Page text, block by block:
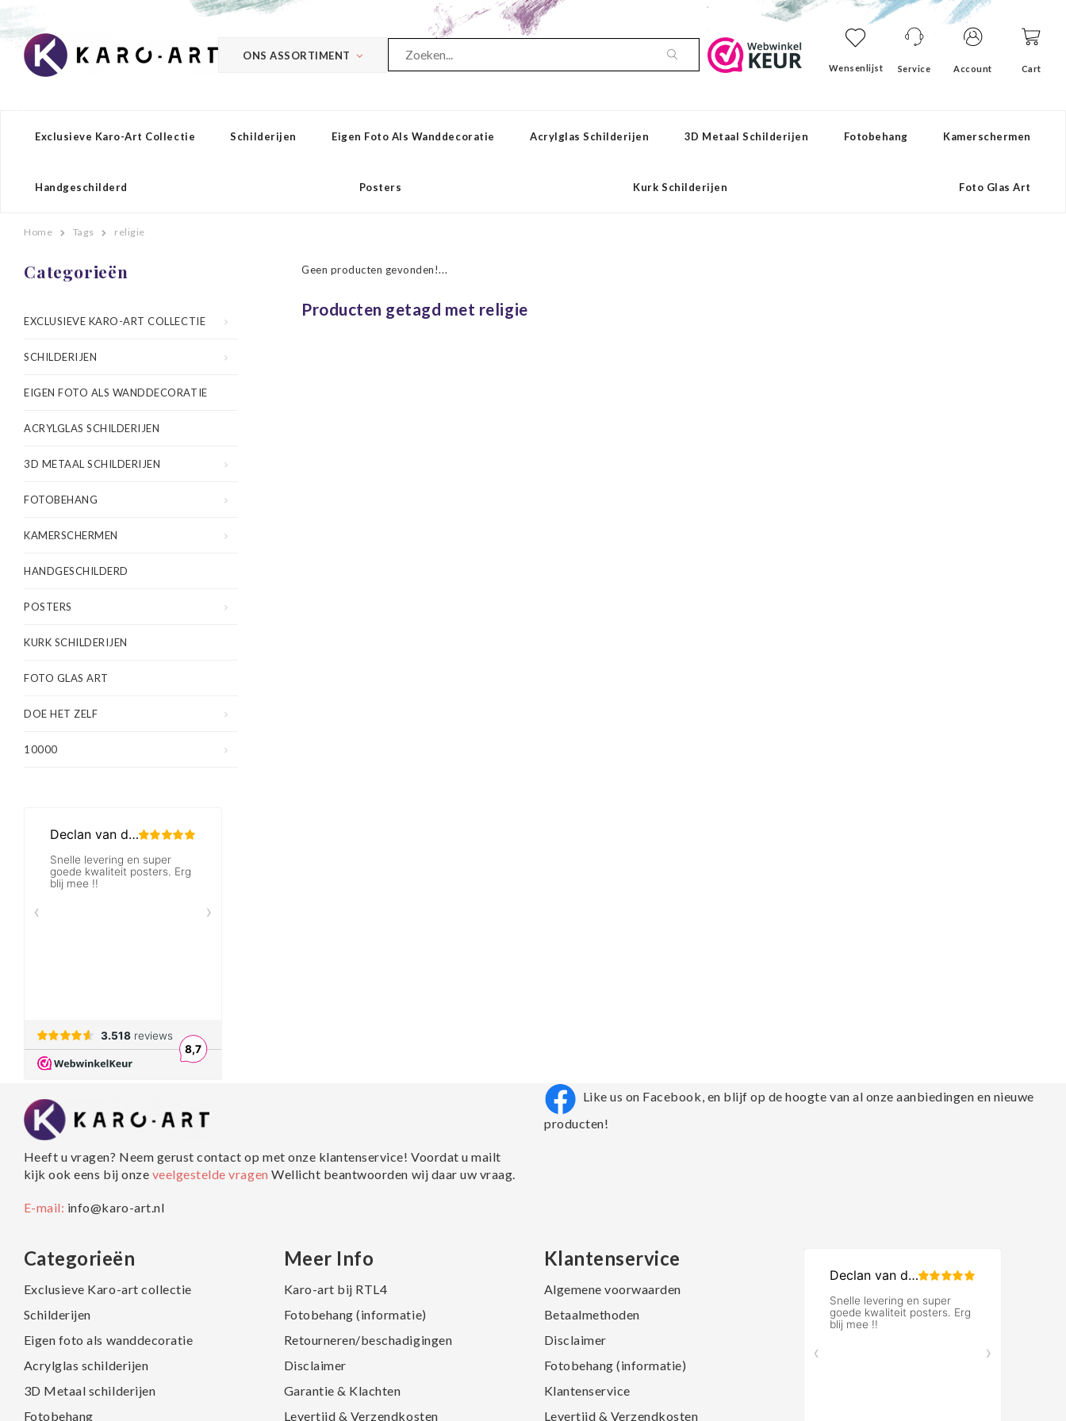
ONS ASSORTIMENT
Wensenlijst Service Account Cart
Exclusieve Karo-Art Collectie Schilderijen Eigen Foto Als Wanddecoratie Acrylglas Schilderijen 3D Metaal Schilderijen Fotobehang Kamerschermen
Handgeschilderd Posters Kurk Schilderijen Foto Glas Art
Home Tags religie
Categorieën
EXCLUSIEVE KARO-ART COLLECTIE
SCHILDERIJEN
EIGEN FOTO ALS WANDDECORATIE
ACRYLGLAS SCHILDERIJEN
3D METAAL SCHILDERIJEN
FOTOBEHANG
KAMERSCHERMEN
HANDGESCHILDERD
POSTERS
KURK SCHILDERIJEN
FOTO GLAS ART
DOE HET ZELF
10000
Geen producten gevonden!...
Producten getagd met religie
Heeft u vragen? Neem gerust contact op met onze klantenservice! Voordat u mailt
kijk ook eens bij onze veelgestelde vragenWellicht beantwoorden wij daar uw vraag.
E-mail: info@karo-art.nl
Like us on Facebook, en blijf op de hoogte van al onze aanbiedingen en nieuwe
producten!
Categorieën
Exclusieve Karo-art collectie
Schilderijen
Eigen foto als wanddecoratie
Acrylglas schilderijen
3D Metaal schilderijen
Fotobehang
Meer Info
Karo-art bij RTL4
Fotobehang (informatie)
Retourneren/beschadigingen
Disclaimer
Garantie & Klachten
Levertijd & Verzendkosten
Klantenservice
Algemene voorwaarden
Betaalmethoden
Disclaimer
Fotobehang (informatie)
Klantenservice
Levertijd & Verzendkosten